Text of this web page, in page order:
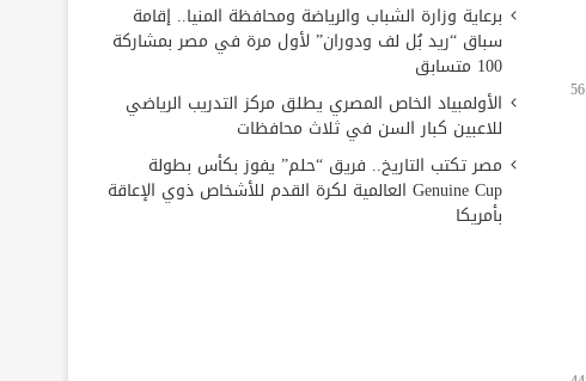
56
برعاية وزارة الشباب والرياضة ومحافظة المنيا.. إقامة
سباق “ريد بُل لف ودوران” لأول مرة في مصر بمشاركة
100 متسابق
الأولمبياد الخاص المصري يطلق مركز التدريب الرياضي
للاعبين كبار السن في ثلاث محافظات
مصر تكتب التاريخ.. فريق “حلم” يفوز بكأس بطولة
Genuine Cup العالمية لكرة القدم للأشخاص ذوي الإعاقة
بأمريكا